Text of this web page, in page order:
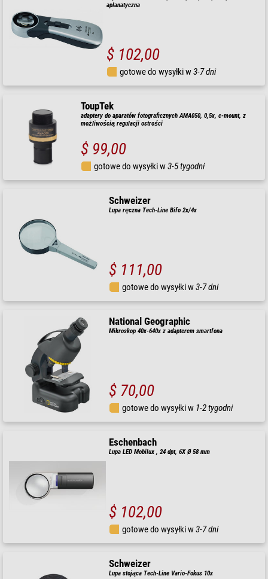
aplanatyczna
$ 102,00
gotowe do wysyłki w3-7 dni
ToupTek
adaptery do aparatów fotograficznych AMA050, 0,5x, c-mount, z
możliwością regulacji ostrości
$ 99,00
gotowe do wysyłki w3-5 tygodni
Schweizer
Lupa ręczna Tech-Line Bifo 2x/4x
$ 111,00
gotowe do wysyłki w3-7 dni
National Geographic
Mikroskop 40x-640x z adapterem smartfona
$ 70,00
gotowe do wysyłki w 1-2 tygodni
Eschenbach
Lupa LED Mobilux , 24 dpt, 6X Ø 58 mm
$ 102,00
gotowe do wysyłki w3-7 dni
Schweizer
Lupa stojąca Tech-Line Vario-Fokus 10x